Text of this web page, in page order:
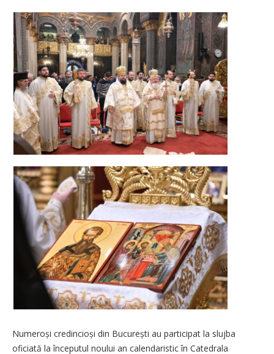
Numeroși credincioși din București au participat la slujba
oficiată la începutul noului an calendaristic în Catedrala